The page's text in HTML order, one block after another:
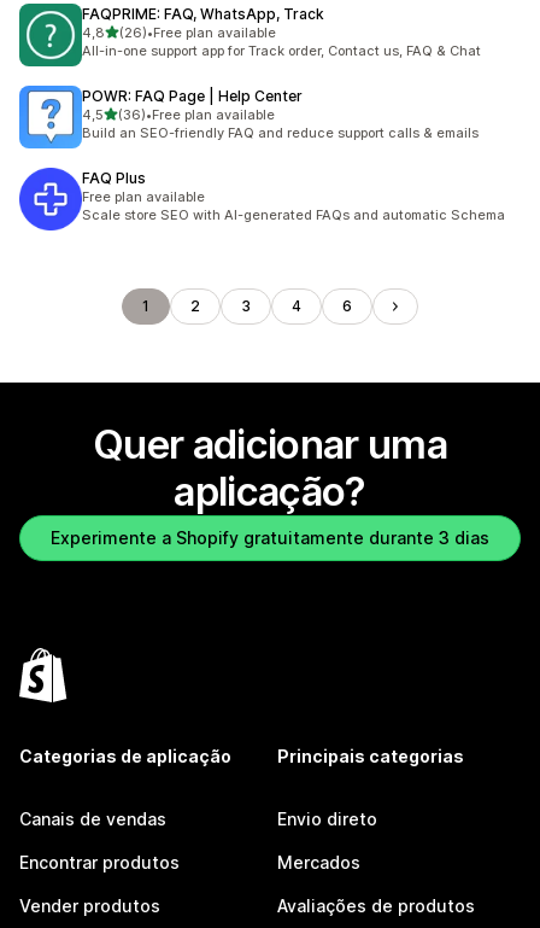
FAQPRIME: FAQ, WhatsApp, Track
4,8de 5 estrelas
(26)
26 total de avaliações
•Free plan available
All-in-one support app for Track order, Contact us, FAQ & Chat
POWR: FAQ Page | Help Center
4,5de 5 estrelas
(36)
36 total de avaliações
•Free plan available
Build an SEO-friendly FAQ and reduce support calls & emails
FAQ Plus
Free plan available
Scale store SEO with AI-generated FAQs and automatic Schema
1 2 3 4 6
Quer adicionar uma
aplicação?
Experimente a Shopify gratuitamente durante 3 dias
Categorias de aplicação
Canais de vendas
Encontrar produtos
Vender produtos
Principais categorias
Envio direto
Mercados
Avaliações de produtos